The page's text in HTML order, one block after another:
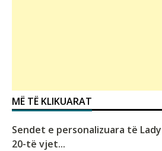
MË TË KLIKUARAT
Sendet e personalizuara të
20-të vjet...